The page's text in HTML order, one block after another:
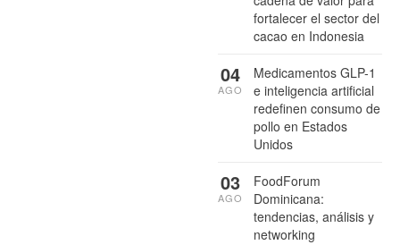
fortalecer el sector del
cacao en Indonesia
Medicamentos GLP-1
e inteligencia artificial
redefinen consumo de
pollo en Estados
Unidos
04
AGO
FoodForum
Dominicana:
tendencias, análisis y
networking
03
AGO